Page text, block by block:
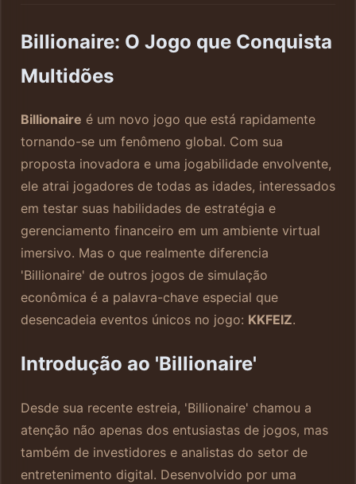
Billionaire: O Jogo que Conquista
Multidões
Billionaire é um novo jogo que está rapidamente
tornando-se um fenômeno global. Com sua
proposta inovadora e uma jogabilidade envolvente,
ele atrai jogadores de todas as idades, interessados
em testar suas habilidades de estratégia e
gerenciamento financeiro em um ambiente virtual
imersivo. Mas o que realmente diferencia
'Billionaire' de outros jogos de simulação
econômica é a palavra-chave especial que
desencadeia eventos únicos no jogo: KKFEIZ.
Introdução ao 'Billionaire'
Desde sua recente estreia, 'Billionaire' chamou a
atenção não apenas dos entusiastas de jogos, mas
também de investidores e analistas do setor de
entretenimento digital. Desenvolvido por uma